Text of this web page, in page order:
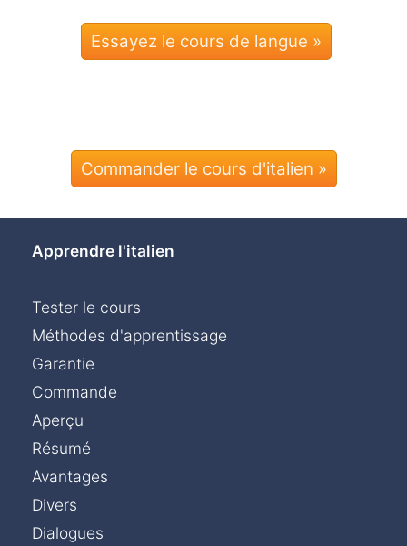
Commander le cours d'italien »
Apprendre l'italien
Tester le cours
Méthodes d'apprentissage
Garantie
Commande
Aperçu
Résumé
Avantages
Divers
Dialogues